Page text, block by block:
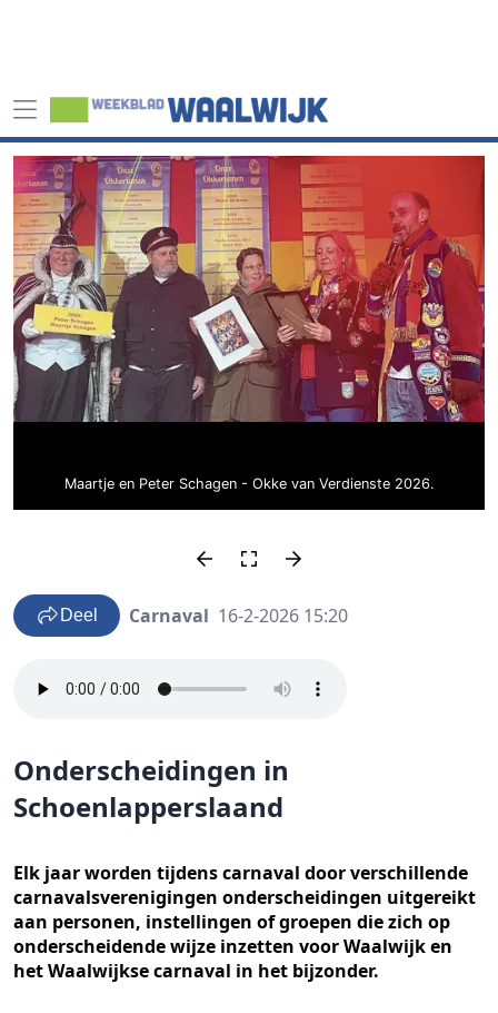
Maartje en Peter Schagen - Okke van Verdienste 2026.
Deel Carnaval 16-2-2026 15:20
Onderscheidingen in
Schoenlapperslaand
Elk jaar worden tijdens carnaval door verschillende
carnavalsverenigingen onderscheidingen uitgereikt
aan personen, instellingen of groepen die zich op
onderscheidende wijze inzetten voor Waalwijk en
het Waalwijkse carnaval in het bijzonder.